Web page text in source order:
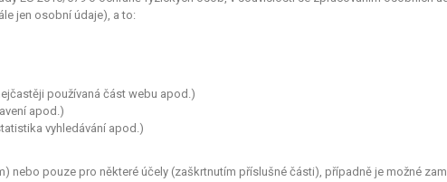
jen osobní údaje), a to:
používaná část webu apod.)
apod.)
vyhledávání apod.)
nebo pouze pro některé účely (zaškrtnutím příslušné části), případně je možné